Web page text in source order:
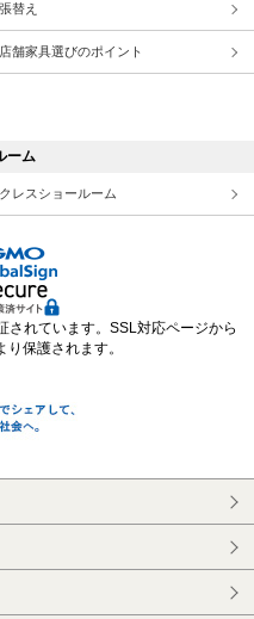
張替え
店舗家具選びのポイント
ーム
クレスショールーム
されています。SSL対応ページから
保護されます。